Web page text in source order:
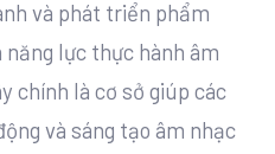
và phát triển phẩm
lực thực hành âm
chính là cơ sở giúp các
và sáng tạo âm nhạc